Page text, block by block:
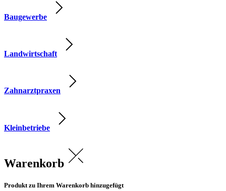
Baugewerbe
Landwirtschaft
Zahnarztpraxen
Kleinbetriebe
Warenkorb
Produkt zu Ihrem Warenkorb hinzugefügt